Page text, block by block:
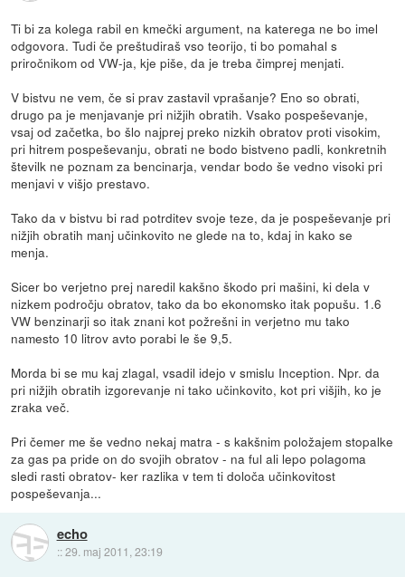
Ti bi za kolega rabil en kmečki argument, na katerega ne bo imel
odgovora. Tudi če preštudiraš vso teorijo, ti bo pomahal s
priročnikom od VW-ja, kje piše, da je treba čimprej menjati.
V bistvu ne vem, če si prav zastavil vprašanje? Eno so obrati,
drugo pa je menjavanje pri nižjih obratih. Vsako pospeševanje,
vsaj od začetka, bo šlo najprej preko nizkih obratov proti visokim,
pri hitrem pospeševanju, obrati ne bodo bistveno padli, konkretnih
številk ne poznam za bencinarja, vendar bodo še vedno visoki pri
menjavi v višjo prestavo.
Tako da v bistvu bi rad potrditev svoje teze, da je pospeševanje pri
nižjih obratih manj učinkovito ne glede na to, kdaj in kako se
menja.
Sicer bo verjetno prej naredil kakšno škodo pri mašini, ki dela v
nizkem področju obratov, tako da bo ekonomsko itak popušu. 1.6
VW benzinarji so itak znani kot požrešni in verjetno mu tako
namesto 10 litrov avto porabi le še 9,5.
Morda bi se mu kaj zlagal, vsadil idejo v smislu Inception. Npr. da
pri nižjih obratih izgorevanje ni tako učinkovito, kot pri višjih, ko je
zraka več.
Pri čemer me še vedno nekaj matra - s kakšnim položajem stopalke
za gas pa pride on do svojih obratov - na ful ali lepo polagoma
sledi rasti obratov- ker razlika v tem ti določa učinkovitost
pospeševanja...
echo
::29. maj 2011, 23:19